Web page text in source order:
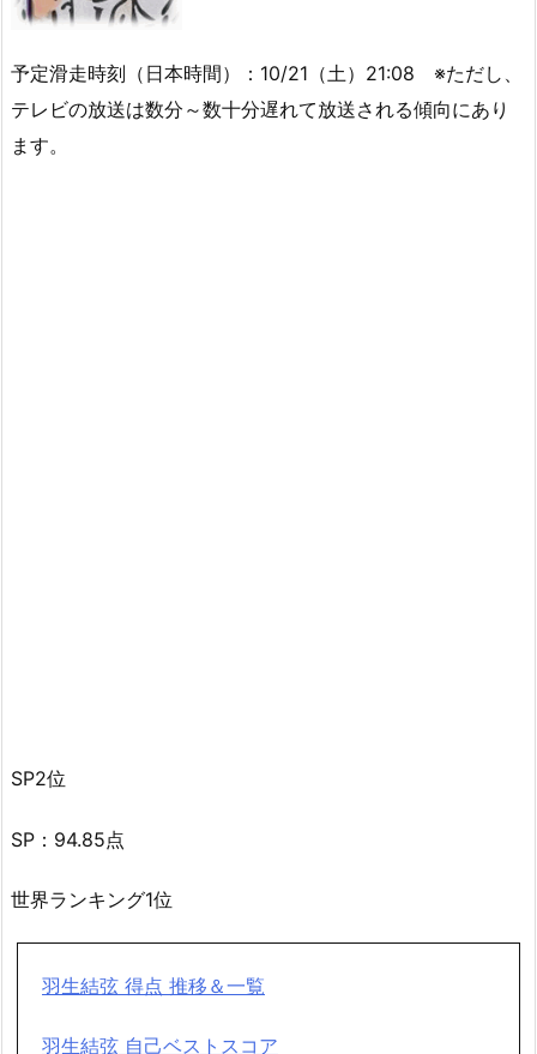
予定滑走時刻（日本時間）：10/21（土）21:08 ※ただし、
テレビの放送は数分～数十分遅れて放送される傾向にあり
ます。
SP2位
SP：94.85点
世界ランキング1位
羽生結弦 得点 推移＆一覧
羽生結弦 自己ベストスコア